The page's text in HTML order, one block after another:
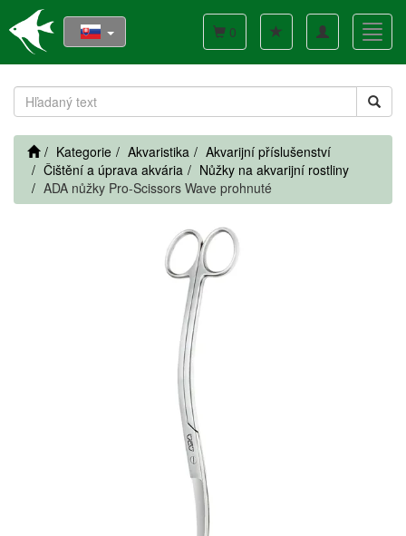
Toggle
navigation
0
Kategorie Akvaristika
Akvarijní příslušenství
Čištění a úprava akvária
Nůžky na akvarijní rostliny
ADA nůžky Pro-Scissors Wave prohnuté